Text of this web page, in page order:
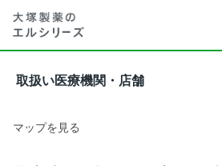
取扱い医療機関・店舗
マップを見る